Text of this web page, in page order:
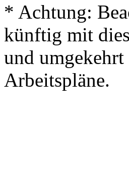
* Achtung:
künftig mit
und
Arbeitspläne.